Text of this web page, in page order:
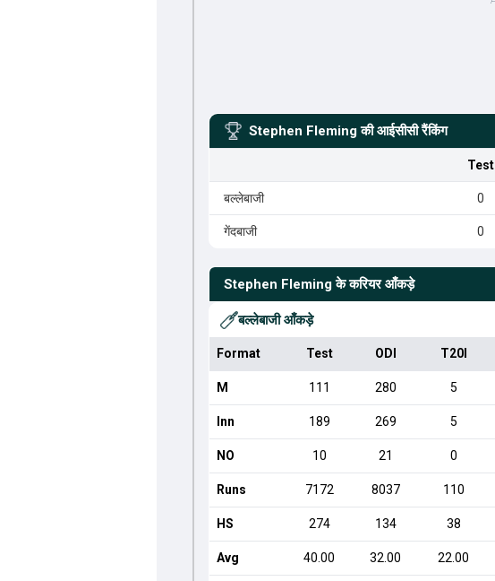
Stephen Fleming की आईसीसी रैंकिंग
Test
बल्लेबाजी 0
गेंदबाजी 0
Stephen Fleming के करियर आँकड़े
बल्लेबाजी आँकड़े
Format Test ODI T20I
M 111 280 5
Inn 189 269 5
NO 10 21 0
Runs 7172 8037 110
HS 274 134 38
Avg 40.00 32.00 22.00